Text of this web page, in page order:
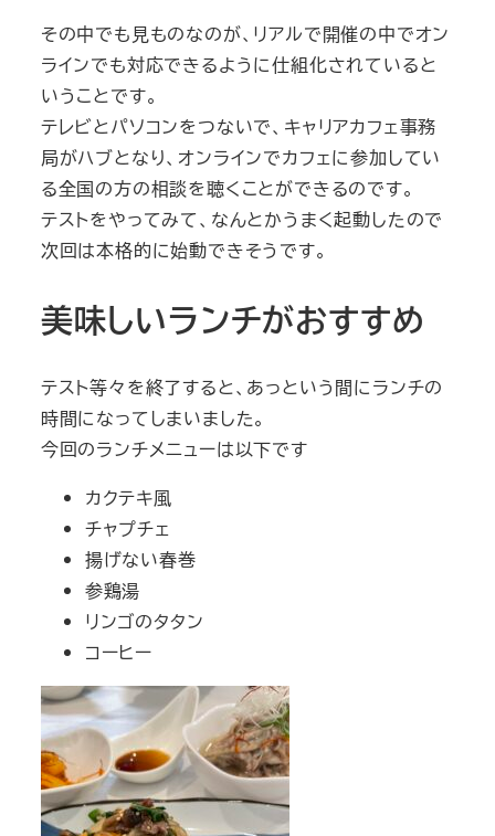
その中でも見ものなのが、リアルで開催の中でオン
ラインでも対応できるように仕組化されていると
いうことです。
テレビとパソコンをつないで、キャリアカフェ事務
局がハブとなり、オンラインでカフェに参加してい
る全国の方の相談を聴くことができるのです。
テストをやってみて、なんとかうまく起動したので
次回は本格的に始動できそうです。
美味しいランチがおすすめ
テスト等々を終了すると、あっという間にランチの
時間になってしまいました。
今回のランチメニューは以下です
カクテキ風
チャプチェ
揚げない春巻
参鶏湯
リンゴのタタン
コーヒー